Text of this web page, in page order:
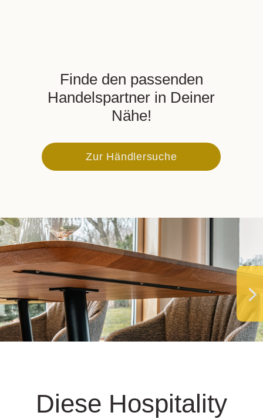
Finde den passenden
Handelspartner in Deiner
Nähe!
Zur Händlersuche
Diese Hospitality